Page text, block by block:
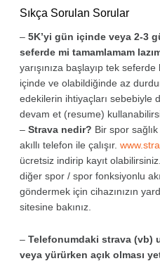
Sıkça Sorulan Sorular
– 5K’yi gün içinde veya 2-3
seferde mi tamamlamam
yarışınıza başlayıp tek
içinde ve olabildiğinde az
edekilerin ihtiyaçları sebebiyle
devam et (resume)
– Strava nedir? Bir spor
akıllı telefon ile çalışır.
ücretsiz indirip kayıt
diğer spor / spor fonksiyonlu
göndermek için cihazınızın
sitesine bakınız.
– Telefonumdaki strava (vb)
veya yürürken açık olması